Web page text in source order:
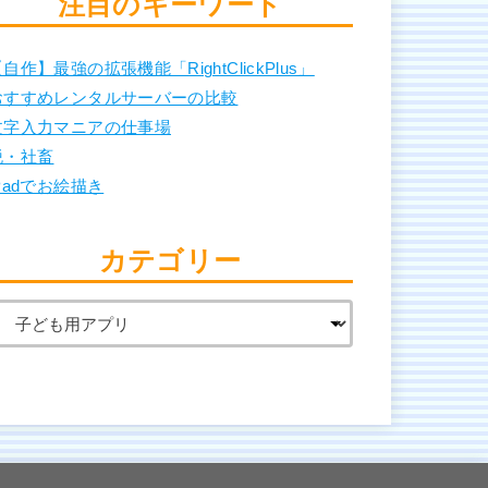
自作】最強の拡張機能「RightClickPlus」
すすめレンタルサーバーの比較
字入力マニアの仕事場
・社畜
でお絵描き
カテゴリー